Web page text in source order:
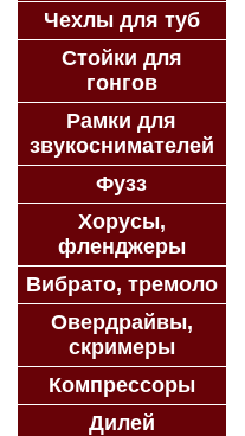
Чехлы для туб
Стойки для
гонгов
Рамки для
звукоснимателей
Фузз
Хорусы,
фленджеры
Вибрато, тремоло
Овердрайвы,
скримеры
Компрессоры
Дилей